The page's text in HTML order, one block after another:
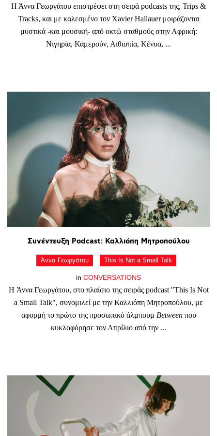
Η Άννα Γεωργάτου επιστρέφει στη σειρά podcasts της, Trips &
Tracks, και με καλεσμένο τον Xavier Hallauer μοιράζονται
μυστικά -και μουσική- από οκτώ σταθμούς στην Αφρική:
Νιγηρία, Καμερούν, Αιθιοπία, Κένυα, ...
Συνέντευξη Podcast: Καλλιόπη Μητροπούλου
Άννα Γεωργάτου This Is Not a Small Talk
in CONVERSATIONS
Η Άννα Γεωργάτου, στο πλαίσιο της σειράς podcast "This Is Not
a Small Talk", συνομιλεί με την Καλλιόπη Μητροπούλου, με
αφορμή το πρώτο της προσωπικό άλμπουμ Between που
κυκλοφόρησε τον Απρίλιο από την ...